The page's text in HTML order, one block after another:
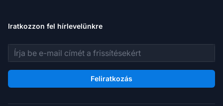
Iratkozzon fel hírlevelünkre
E-mail cím
Feliratkozás